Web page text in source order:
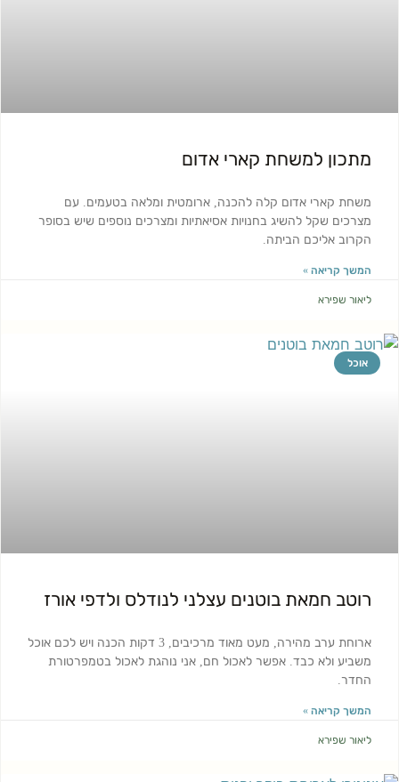
מתכון למשחת קארי אדום
משחת קארי אדום קלה להכנה, ארומטית ומלאה בטעמים. עם
מצרכים שקל להשיג בחנויות אסיאתיות ומצרכים נוספים שיש בסופר
הקרוב אליכם הביתה.
המשך קריאה »
ליאור שפירא
אוכל
רוטב חמאת בוטנים עצלני לנודלס ולדפי אורז
ארוחת ערב מהירה, מעט מאוד מרכיבים, 3 דקות הכנה ויש לכם אוכל
משביע ולא כבד. אפשר לאכול חם, אני נוהגת לאכול בטמפרטורת
החדר.
המשך קריאה »
ליאור שפירא